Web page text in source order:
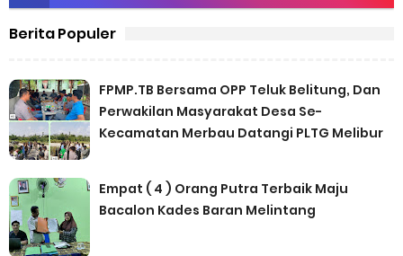
Berita Populer
FPMP.TB Bersama OPP Teluk Belitung, Dan
Perwakilan Masyarakat Desa Se-
Kecamatan Merbau Datangi PLTG Melibur
Empat ( 4 ) Orang Putra Terbaik Maju
Bacalon Kades Baran Melintang